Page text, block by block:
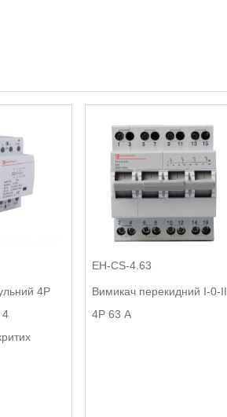
4P
4
EH-CS-4.63
Вимикач перекидний I-0-II
4Р 63 А